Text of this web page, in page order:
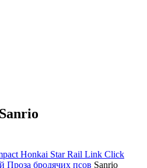
Honkai Star Rail Link Click
Проза бродячих псов Sanrio